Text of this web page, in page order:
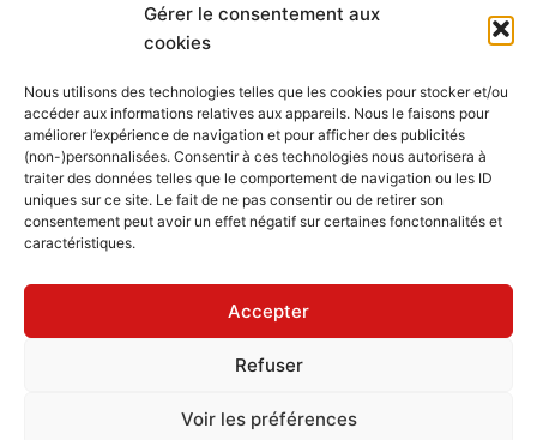
Gérer le consentement aux
cookies
Nous utilisons des technologies telles que les cookies pour stocker et/ou
accéder aux informations relatives aux appareils. Nous le faisons pour
améliorer l’expérience de navigation et pour afficher des publicités
(non-)personnalisées. Consentir à ces technologies nous autorisera à
traiter des données telles que le comportement de navigation ou les ID
uniques sur ce site. Le fait de ne pas consentir ou de retirer son
consentement peut avoir un effet négatif sur certaines fonctonnalités et
caractéristiques.
Accepter
Refuser
Voir les préférences
120, chemin des Salines
73200 Albertville - Savoie
Blog
Outils généalogiques
Contact
Plan du site
Mentions légales
Politique de confidentialité
Politique de cookies (UE)